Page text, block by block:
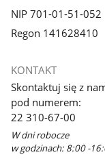
NIP 701-01-51-052
Regon 141628410
KONTAKT
Skontaktuj się z
pod numerem:
22 310-67-00
W dni robocze
w godzinach: 8:00 -